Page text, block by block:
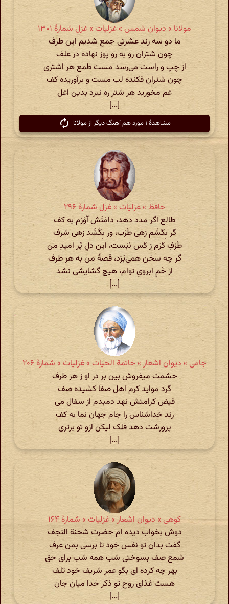
مولانا » دیوان شمس » غزلیات » غزل شمارهٔ ۱۳۰۱
ما دو سه رند عشرتی جمع شدیم این طرف
چون شتران رو به رو پوز نهاده در علف
از چپ و راست می‌رسد مست طمع هر اشتری
چون شتران فکنده لب مست و برآوریده کف
غم مخورید هر شتر ره نبرد بدین اغل
[...]
مشاهدهٔ ۱ مورد هم آهنگ دیگر از مولانا
حافظ » غزلیات » غزل شمارهٔ ۲۹۶
طالع اگر مدد دهد، دامَنَش آوَرَم به کف
گر بِکَشَم زهی طَرَب، ور بِکُشَد زهی شرف
طَرْفِ کَرَم ز کَس نَبَست، این دلِ پُر امیدِ من
گر چه سخن همی‌بَرَد، قصهٔ من به هر طرف
از خَمِ ابرویِ توام، هیچ گشایشی نشد
[...]
جامی » دیوان اشعار » خاتمة الحیات » غزلیات » شمارهٔ ۲۰۶
حشمت میفروش بین بر در او ز هر طرف
گرد مواید کرم اهل صفا کشیده صف
فیض کرامتش نهد دمبدم از سفال می
رند خداشناس را جام جهان نما به کف
پرورشت دهد فلک لیکن ازو تو برتری
[...]
کوهی » دیوان اشعار » غزلیات » شمارهٔ ۱۶۴
دوش بخواب دیده ام حضرت شحنة النجف
گفت بدان تو نفس خود تا برسی بمن عرف
شمع صف بسوختی شب همه شب برای حق
بهر چه کرده ای بگو عمر شریف خود تلف
هست غذای روح تو ذکر خدا میان جان
[...]